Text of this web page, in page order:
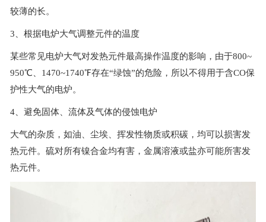
较薄的长。
3、根据电炉大气调整元件的温度
某些常见电炉大气对发热元件最高操作温度的影响，由于800~
950℃、1470~1740℉存在“绿蚀”的危险，所以不得用于含CO保
护性大气的电炉。
4、避免固体、流体及气体的侵蚀电炉
大气的杂质，如油、尘埃、挥发性物质或积碳，均可以损害发
热元件。硫对所有镍合金均有害，金属溶液或盐亦可能所害发
热元件。